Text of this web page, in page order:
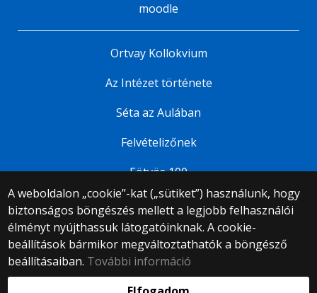
A weboldalon „cookie”-kat („sütiket”) használunk, hogy
biztonságos böngészés mellett a legjobb felhasználói
élményt nyújthassuk látogatóinknak. A cookie-
beállítások bármikor megváltoztathatók a böngésző
beállításaiban. További információ
moodle
Ortvay Kollokvium
Az Intézet története
Séta az Aulában
Felvételizőnek
Eötvös 100
© 2025 Eötvös Loránd Tudományegyetem
Minden jog fenntartva.
1053 Budapest, Egyetem tér 1–3.
Központi telefonszám: +36 1 411 6500
Webfejlesztés: